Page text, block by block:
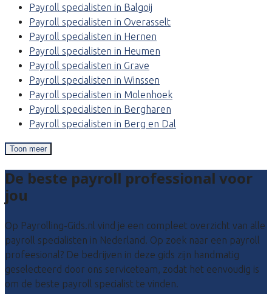
Payroll specialisten in Balgoij
Payroll specialisten in Overasselt
Payroll specialisten in Hernen
Payroll specialisten in Heumen
Payroll specialisten in Grave
Payroll specialisten in Winssen
Payroll specialisten in Molenhoek
Payroll specialisten in Bergharen
Payroll specialisten in Berg en Dal
Toon meer
De beste payroll professional voor
jou
Op Payrolling-Gids.nl vind je een compleet overzicht van alle
payroll specialisten in Nederland. Op zoek naar een payroll
profeesional? De bedrijven in deze gids zijn handmatig
geselecteerd door ons serviceteam, zodat het eenvoudig is
om de beste payroll specialist te vinden.